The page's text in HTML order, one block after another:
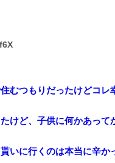
むつもりだったけどコレ
けど、子供に何かあって
いに行くのは本当に辛か